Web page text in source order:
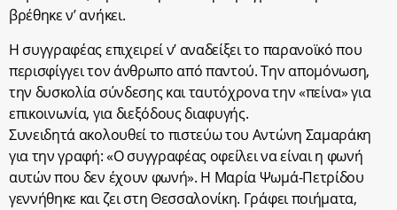
βρέθηκε ν’ ανήκει.
Η συγγραφέας επιχειρεί ν’ αναδείξει το παρανοϊκό που
περισφίγγει τον άνθρωπο από παντού. Την απομόνωση,
την δυσκολία σύνδεσης και ταυτόχρονα την «πείνα» για
επικοινωνία, για διεξόδους διαφυγής.
Συνειδητά ακολουθεί το πιστεύω του Αντώνη Σαμαράκη
για την γραφή: «Ο συγγραφέας οφείλει να είναι η φωνή
αυτών που δεν έχουν φωνή». Η Μαρία Ψωμά-Πετρίδου
γεννήθηκε και ζει στη Θεσσαλονίκη. Γράφει ποιήματα,